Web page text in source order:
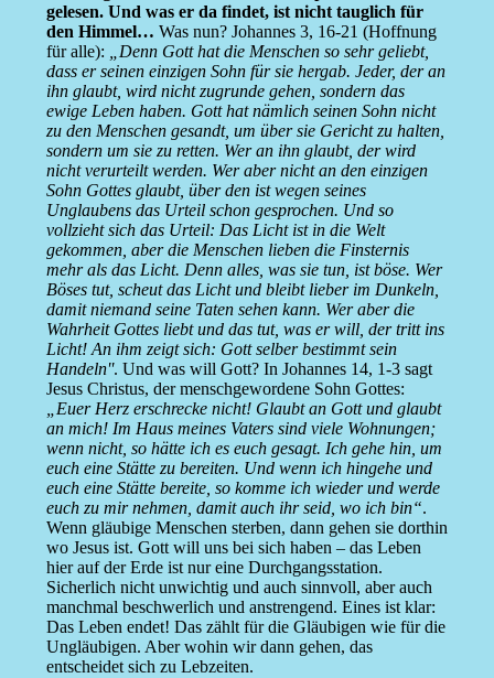
gelesen. Und was er da findet, ist nicht tauglich für
den Himmel… Was nun? Johannes 3, 16-21 (Hoffnung
für alle):
„Denn Gott hat die Menschen so sehr geliebt,
dass er seinen einzigen Sohn für sie hergab. Jeder, der an
ihn glaubt, wird nicht zugrunde gehen, sondern das
ewige Leben haben. Gott hat nämlich seinen Sohn nicht
zu den Menschen gesandt, um über sie Gericht zu halten,
sondern um sie zu retten. Wer an ihn glaubt, der wird
nicht verurteilt werden. Wer aber nicht an den einzigen
Sohn Gottes glaubt, über den ist wegen seines
Unglaubens das Urteil schon gesprochen. Und so
vollzieht sich das Urteil: Das Licht ist in die Welt
gekommen, aber die Menschen lieben die Finsternis
mehr als das Licht. Denn alles, was sie tun, ist böse. Wer
Böses tut, scheut das Licht und bleibt lieber im Dunkeln,
damit niemand seine Taten sehen kann. Wer aber die
Wahrheit Gottes liebt und das tut, was er will, der tritt ins
Licht! An ihm zeigt sich: Gott selber bestimmt sein
Handeln''. Und was will Gott? In Johannes 14, 1-3 sagt
Jesus Christus, der menschgewordene Sohn Gottes:
„Euer Herz erschrecke nicht! Glaubt an Gott und glaubt
an mich! Im Haus meines Vaters sind viele Wohnungen;
wenn nicht, so hätte ich es euch gesagt. Ich gehe hin, um
euch eine Stätte zu bereiten. Und wenn ich hingehe und
euch eine Stätte bereite, so komme ich wieder und werde
euch zu mir nehmen, damit auch ihr seid, wo ich bin“.
Wenn gläubige Menschen sterben, dann gehen sie dorthin
wo Jesus ist. Gott will uns bei sich haben – das Leben
hier auf der Erde ist nur eine Durchgangsstation.
Sicherlich nicht unwichtig und auch sinnvoll, aber auch
manchmal beschwerlich und anstrengend. Eines ist klar:
Das Leben endet! Das zählt für die Gläubigen wie für die
Ungläubigen. Aber wohin wir dann gehen, das
entscheidet sich zu Lebzeiten.